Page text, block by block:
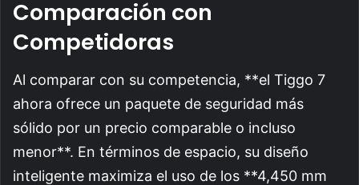
Comparación con
Competidoras
Al comparar con su competencia, **el Tiggo 7
ahora ofrece un paquete de seguridad más
sólido por un precio comparable o incluso
menor**. En términos de espacio, su diseño
inteligente maximiza el uso de los **4,450 mm